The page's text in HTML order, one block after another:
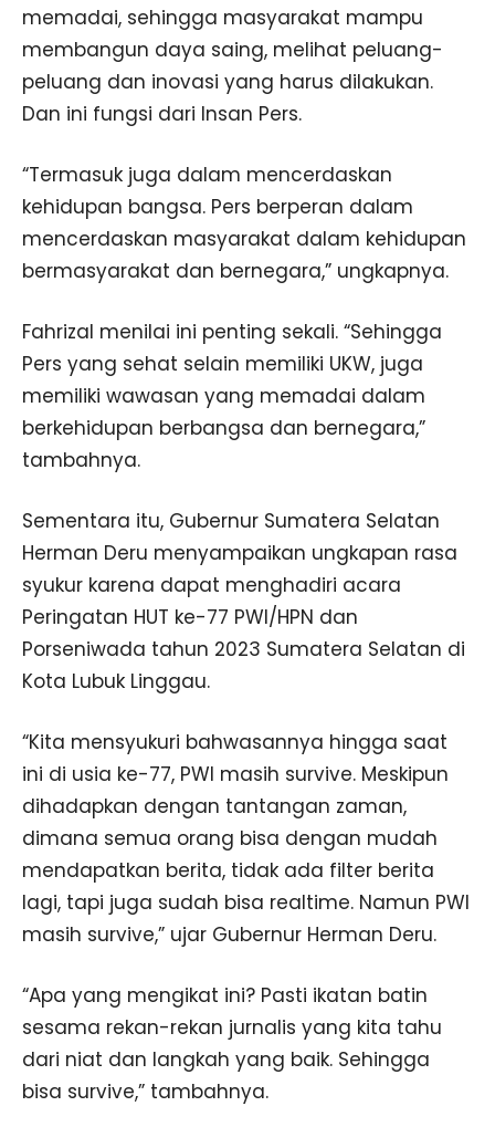
memadai, sehingga masyarakat mampu
membangun daya saing, melihat peluang-
peluang dan inovasi yang harus dilakukan.
Dan ini fungsi dari Insan Pers.
“Termasuk juga dalam mencerdaskan
kehidupan bangsa. Pers berperan dalam
mencerdaskan masyarakat dalam kehidupan
bermasyarakat dan bernegara,” ungkapnya.
Fahrizal menilai ini penting sekali. “Sehingga
Pers yang sehat selain memiliki UKW, juga
memiliki wawasan yang memadai dalam
berkehidupan berbangsa dan bernegara,”
tambahnya.
Sementara itu, Gubernur Sumatera Selatan
Herman Deru menyampaikan ungkapan rasa
syukur karena dapat menghadiri acara
Peringatan HUT ke-77 PWI/HPN dan
Porseniwada tahun 2023 Sumatera Selatan di
Kota Lubuk Linggau.
“Kita mensyukuri bahwasannya hingga saat
ini di usia ke-77, PWI masih survive. Meskipun
dihadapkan dengan tantangan zaman,
dimana semua orang bisa dengan mudah
mendapatkan berita, tidak ada filter berita
lagi, tapi juga sudah bisa realtime. Namun PWI
masih survive,” ujar Gubernur Herman Deru.
“Apa yang mengikat ini? Pasti ikatan batin
sesama rekan-rekan jurnalis yang kita tahu
dari niat dan langkah yang baik. Sehingga
bisa survive,” tambahnya.